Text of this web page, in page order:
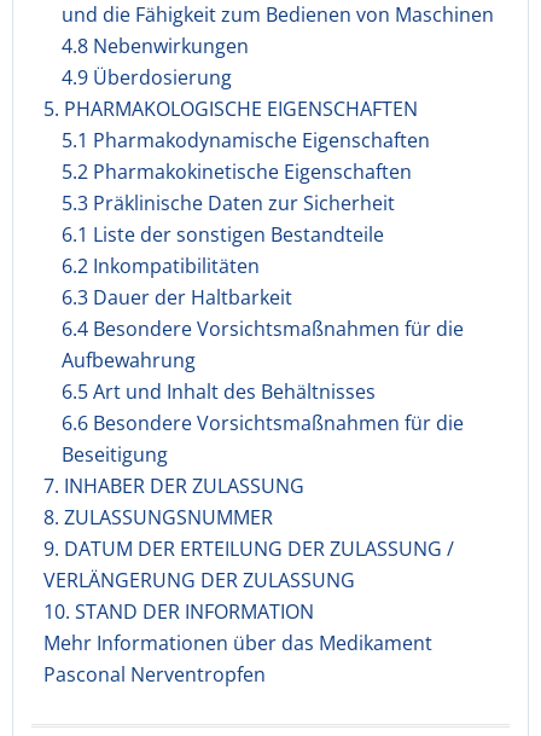
und die Fähigkeit zum Bedienen von Maschinen
4.8 Nebenwirkungen
4.9 Überdosierung
5. PHARMAKOLOGISCHE EIGENSCHAFTEN
5.1 Pharmakodynamische Eigenschaften
5.2 Pharmakokinetische Eigenschaften
5.3 Präklinische Daten zur Sicherheit
6.1 Liste der sonstigen Bestandteile
6.2 Inkompatibilitäten
6.3 Dauer der Haltbarkeit
6.4 Besondere Vorsichtsmaßnahmen für die
Aufbewahrung
6.5 Art und Inhalt des Behältnisses
6.6 Besondere Vorsichtsmaßnahmen für die
Beseitigung
7. INHABER DER ZULASSUNG
8. ZULASSUNGSNUMMER
9. DATUM DER ERTEILUNG DER ZULASSUNG /
VERLÄNGERUNG DER ZULASSUNG
10. STAND DER INFORMATION
Mehr Informationen über das Medikament
Pasconal Nerventropfen